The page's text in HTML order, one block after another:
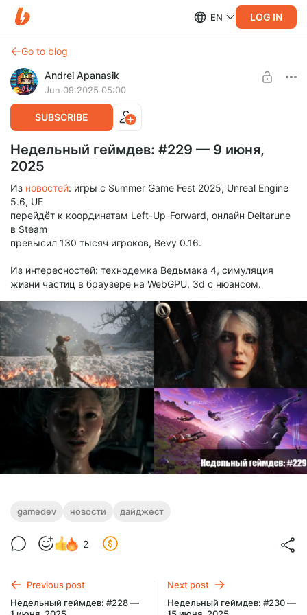
EN LOG IN
Go to blog
Andrei Apanasik
Jun 09 2025 05:00
SUBSCRIBE
Недельный геймдев: #229 — 9 июня,
2025
Из новостей: игры с Summer Game Fest 2025, Unreal Engine
5.6, UE
перейдёт к координатам Left-Up-Forward, онлайн Deltarune
в Steam
превысил 130 тысяч игроков, Bevy 0.16.
Из интересностей: технодемка Ведьмака 4, симуляция
жизни частиц в браузере на WebGPU, 3d с нюансом.
gamedev новости дайджест
2
Previous post
Недельный геймдев: #228 —
Next post
Недельный геймдев: #230 —